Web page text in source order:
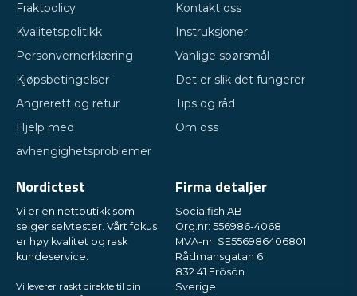
Fraktpolicy
Kvalitetspolitikk
Personvernerklæring
Kjøpsbetingelser
Angrerett og retur
Hjelp med
avhengighetsproblemer
Kontakt oss
Instruksjoner
Vanlige spørsmål
Det er slik det fungerer
Tips og råd
Om oss
Nordictest
Vi er en nettbutikk som
selger selvtester. Vårt fokus
er høy kvalitet og rask
kundeservice.
Vi leverer raskt direkte til din
Firma detaljer
Socialfish AB
Org.nr: 556986-4068
MVA-nr: SE556986406801
Rådmansgatan 6
832 41 Frösön
Sverige